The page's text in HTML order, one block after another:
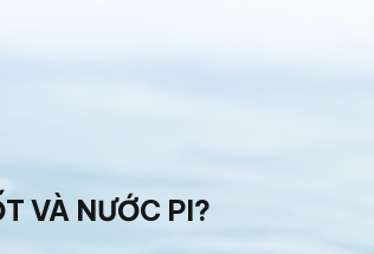
VÀ NƯỚC PI?